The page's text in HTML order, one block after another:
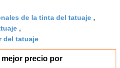
de la tinta del tatuaje ,
,
del tatuaje
mejor precio por